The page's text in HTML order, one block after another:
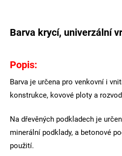
Barva krycí, univerzální
Popis:
Barva je určena pro venkovní i
konstrukce, kovové ploty a
Na dřevěných podkladech je
minerální podklady, a betonové
použití.